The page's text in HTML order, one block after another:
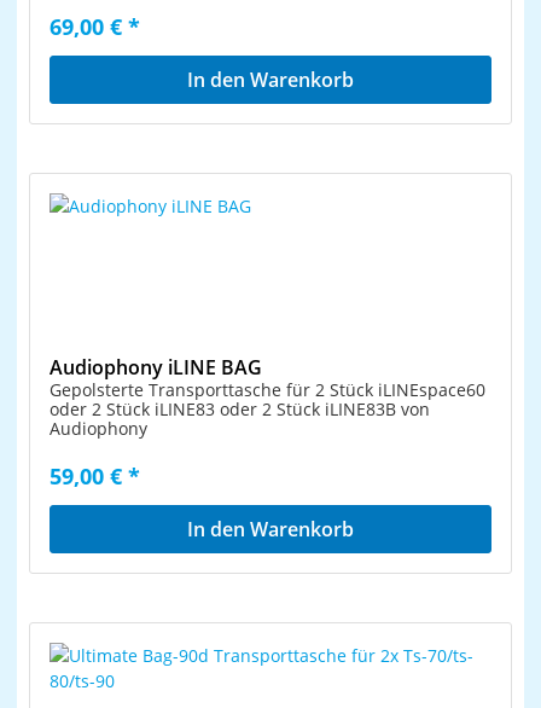
69,00 € *
In den Warenkorb
Audiophony iLINE BAG
Gepolsterte Transporttasche für 2 Stück iLINEspace60
oder 2 Stück iLINE83 oder 2 Stück iLINE83B von
Audiophony
59,00 € *
In den Warenkorb